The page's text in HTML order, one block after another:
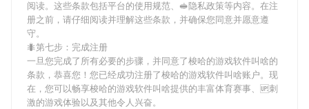
阅读。这些条款包括平台的使用规范、🥪隐私政策等内容。在注
册之前，请仔细阅读并理解这些条款，并确保您同意并愿意遵
守。
🐜第七步：完成注册
一旦您完成了所有必要的步骤，并同意了梭哈的游戏软件叫啥的
条款，恭喜您！您已经成功注册了梭哈的游戏软件叫啥账户。现
在，您可以畅享梭哈的游戏软件叫啥提供的丰富体育赛事、🆙刺
激的游戏体验以及其他令人兴奋。